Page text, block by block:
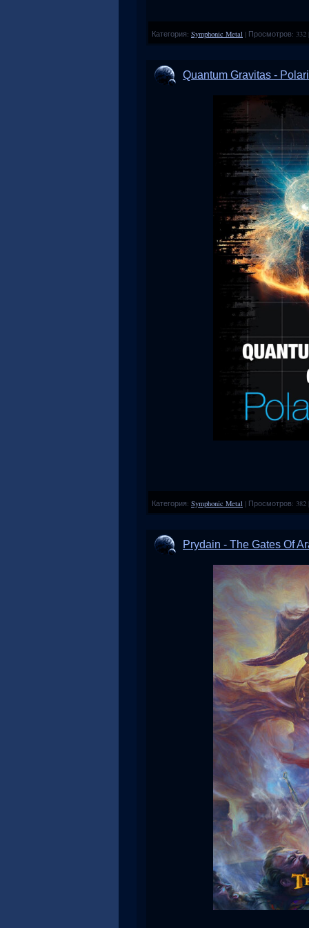
Категория: Symphonic Metal | Просмотров: 332
Quantum Gravitas -
Категория: Symphonic Metal | Просмотров: 382
Prydain - The Gates Of